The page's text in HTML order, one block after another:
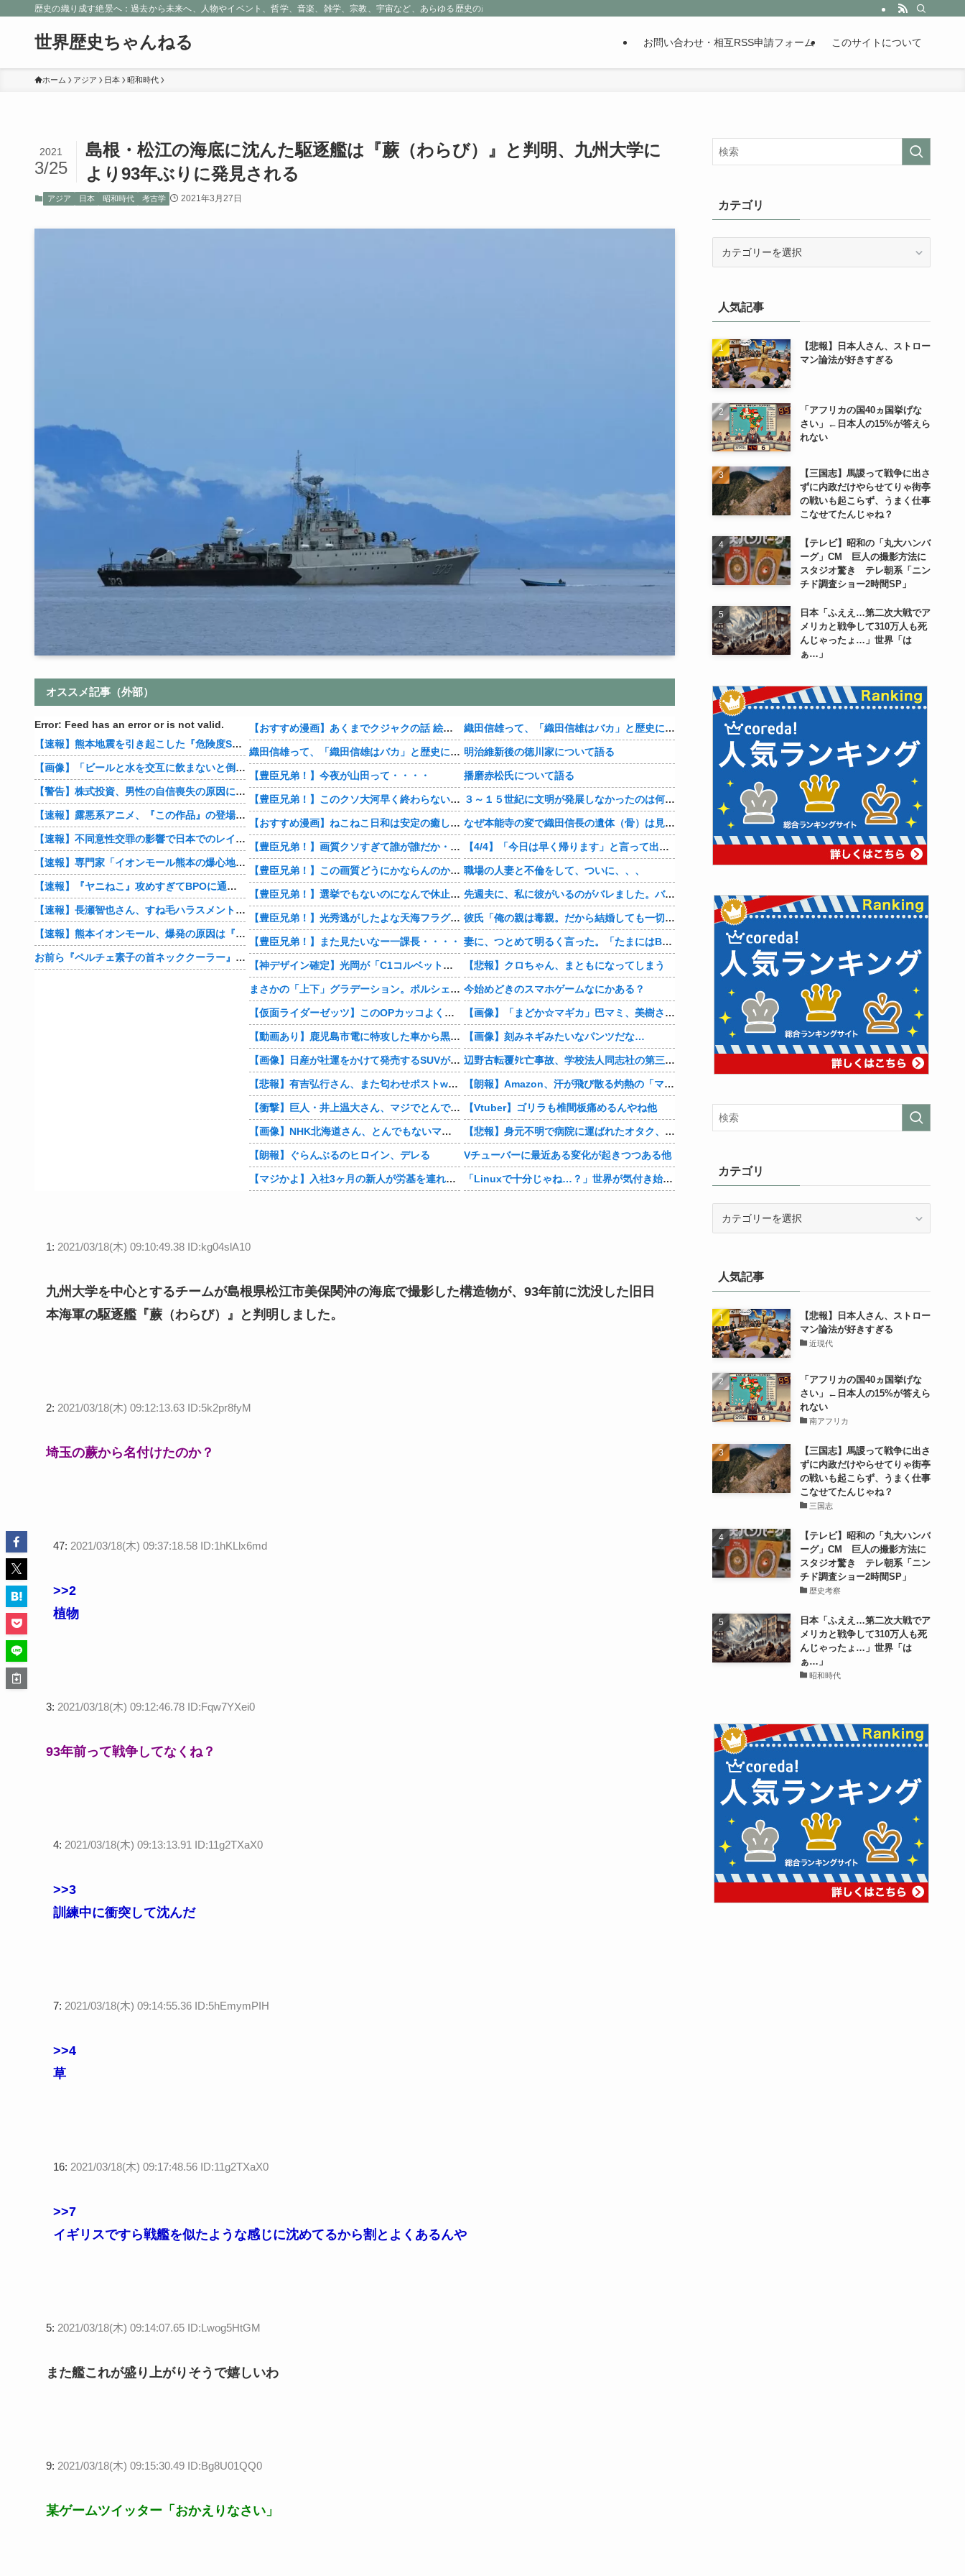
歴史の織り成す絶景へ：過去から未来へ、人物やイベント、哲学、音楽、雑学、宗教、宇宙など、あらゆる歴史の産物に包まれる魅惑の世界を探求しよう。歴史が苦手な人も魅了するまとめサイトです。
世界歴史ちゃんねる お問い合わせ・相互RSS申請フォーム このサイトについて
ホーム アジア 日本 昭和時代
島根・松江の海底に沈んた駆逐艦は『蕨（わらび）』と判明、九州大学に
より93年ぶりに発見される
2021
3/25
アジア 日本 昭和時代 考古学 2021年3月27日
オススメ記事（外部）
Error: Feed has an error or is not valid.
【速報】熊本地震を引き起こした『危険度Sランク断層』日本のド真ん中に10カ所もあると判明
【画像】「ビールと水を交互に飲まないと倒れるグラス」発売
【警告】株式投資、男性の自信喪失の原因に… 6割超が「人生の敗者」自認
【速報】露悪系アニメ、『この作品』の登場で最盛期を迎えてしまう…
【速報】不同意性交罪の影響で日本でのレイプ認知件数爆増
【速報】専門家「イオンモール熊本の爆心地に”こんなもの”があったんだけど…」
【速報】『ヤニねこ』攻めすぎてBPOに通報される
【速報】長瀬智也さん、すね毛ハラスメントを謝罪「不快な思いをさせて申し訳ありませんでした」
【速報】熊本イオンモール、爆発の原因は『これ』の可能性
お前ら『ペルチェ素子の首ネッククーラー』使ったことあるか？
【おすすめ漫画】あくまでクジャクの話 絵が綺麗・・・・
織田信雄って、「織田信雄はバカ」と歴史に書かれているが今まで家が残っているんでバカではないよな？
【豊臣兄弟！】今夜が山田って・・・・
【豊臣兄弟！】このクソ大河早く終わらないかな・・・？
【おすすめ漫画】ねこねこ日和は安定の癒し・・・・
【豊臣兄弟！】画質クソすぎて誰が誰だか・・・？
【豊臣兄弟！】この画質どうにかならんのか・・・？
【豊臣兄弟！】選挙でもないのになんで休止・・・？
【豊臣兄弟！】光秀逃がしたよな天海フラグすぎる・・・・
【豊臣兄弟！】また見たいなー一課長・・・・
【神デザイン確定】光岡が「C1コルベット風」新型オープンカーの最新ティーザー画像を公開、マツダ・ロードスターの信頼性にレトロな外観がドッキング
まさかの「上下」グラデーション。ポルシェが豪州75周年を祝う特別モデル「911 Turbo S Land Down Under」を発表、1951年の「見果てぬ夢」が内外装に再現
【仮面ライダーゼッツ】このOPカッコよくない？本編の展開ちゃんと反映してて完成度高いし
【動画あり】鹿児島市電に特攻した車から黒服3人組が車を乗り捨てて逃走
【画像】日産が社運をかけて発売するSUVがこちらです‥‥
【悲報】有吉弘行さん、また匂わせポストwwwwwwwwwwwwwwww
【衝撃】巨人・井上温大さん、マジでとんでもない事態にwww
【画像】NHK北海道さん、とんでもないマシュマロ女子をキャスターに起用してしまうwwwwwwww
【朗報】ぐらんぶるのヒロイン、デレる
【マジかよ】入社3ヶ月の新人が労基を連れて来て「90連勤させられました」「労働基準法違反です」→俺「彼は30連休中ですが?」
織田信雄って、「織田信雄はバカ」と歴史に書かれているが今まで家が残っているんでバカではないよな？
明治維新後の徳川家について語る
播磨赤松氏について語る
３～１５世紀に文明が発展しなかったのは何故か？
なぜ本能寺の変で織田信長の遺体（骨）は見つからなかったのか
【4/4】「今日は早く帰ります」と言って出て行く妻が、何ヶ月ぶりだろう、見送る私に振り返って手を振っている。罪のなせる気持ちの表れなのか。今日の午後調査員から連絡が入る…
職場の人妻と不倫をして、ついに、、、
先週夫に、私に彼がいるのがバレました。バレ覚悟での朝帰りでしたが・・・ 私は意志を持って彼に抱かれました。その時にはもう結婚生活を終わりにする覚悟が出来ていました。
彼氏「俺の親は毒親。だから結婚しても一切関わらなくていい」私「うん」彼氏「そのかわり俺もお前の親と一切関わらない。結婚の挨拶にも行かない」私「えっ」
妻に、つとめて明るく言った。「たまにはB（俺の親友）も呼んで家で鍋でもしようか。」妻は箸を持つ手をブルブル震わせながら「何でBさんなの？」と。お前の浮気相手だからだよ！！
【悲報】クロちゃん、まともになってしまう
今始めどきのスマホゲームなにかある？
【画像】「まどか☆マギカ」巴マミ、美樹さやか、佐倉杏子エロすぎ放課後えんこーハメ撮りどぴゅどぴゅエチエチが最高すぎる❣
【画像】刻みネギみたいなパンツだな…
辺野古転覆ﾀﾋ亡事故、学校法人同志社の第三者委員会が調査報告書を公表 … 安全配慮義務違反や安全管理に関する検証を妨げた組織風土の存在を指摘
【朗報】Amazon、汗が飛び散る灼熱の「マンガ毎週末セール（50%還元）」を開催！他
【Vtuber】ゴリラも椎間板痛めるんやね他
【悲報】身元不明で病院に運ばれたオタク、待ち受けから「ラブライブ」と呼ばれるｗｗｗｗ他
Vチューバーに最近ある変化が起きつつある他
「Linuxで十分じゃね…？」世界が気付き始める他
1: 2021/03/18(木) 09:10:49.38 ID:kg04slA10
九州大学を中心とするチームが島根県松江市美保関沖の海底で撮影した構造物が、93年前に沈没した旧日
本海軍の駆逐艦『蕨（わらび）』と判明しました。
2: 2021/03/18(木) 09:12:13.63 ID:5k2pr8fyM
埼玉の蕨から名付けたのか？
47: 2021/03/18(木) 09:37:18.58 ID:1hKLlx6md
>>2
植物
3: 2021/03/18(木) 09:12:46.78 ID:Fqw7YXei0
93年前って戦争してなくね？
4: 2021/03/18(木) 09:13:13.91 ID:11g2TXaX0
>>3
訓練中に衝突して沈んだ
7: 2021/03/18(木) 09:14:55.36 ID:5hEmymPIH
>>4
草
16: 2021/03/18(木) 09:17:48.56 ID:11g2TXaX0
>>7
イギリスですら戦艦を似たような感じに沈めてるから割とよくあるんや
5: 2021/03/18(木) 09:14:07.65 ID:Lwog5HtGM
また艦これが盛り上がりそうで嬉しいわ
9: 2021/03/18(木) 09:15:30.49 ID:Bg8U01QQ0
某ゲームツイッター「おかえりなさい」
カテゴリ
人気記事
【悲報】日本人さん、ストロー
マン論法が好きすぎる
「アフリカの国40ヵ国挙げな
さい」←日本人の15%が答えら
れない
【三国志】馬謖って戦争に出さ
ずに内政だけやらせてりゃ街亭
の戦いも起こらず、うまく仕事
こなせてたんじゃね？
【テレビ】昭和の「丸大ハンバ
ーグ」CM 巨人の撮影方法に
スタジオ驚き テレ朝系「ニン
チド調査ショー2時間SP」
日本「ふええ…第二次大戦でア
メリカと戦争して310万人も死
んじゃったょ…」世界「は
ぁ…」
カテゴリ
人気記事
【悲報】日本人さん、ストロー
マン論法が好きすぎる
近現代
「アフリカの国40ヵ国挙げな
さい」←日本人の15%が答えら
れない
南アフリカ
【三国志】馬謖って戦争に出さ
ずに内政だけやらせてりゃ街亭
の戦いも起こらず、うまく仕事
こなせてたんじゃね？
三国志
【テレビ】昭和の「丸大ハンバ
ーグ」CM 巨人の撮影方法に
スタジオ驚き テレ朝系「ニン
チド調査ショー2時間SP」
歴史考察
日本「ふええ…第二次大戦でア
メリカと戦争して310万人も死
んじゃったょ…」世界「は
ぁ…」
昭和時代